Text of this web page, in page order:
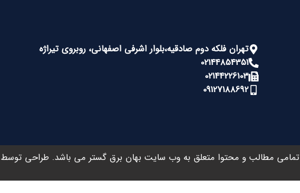
تهران فلکه دوم صادقیه،بلوار اشرفی اصفهانی، روبروی تیراژه
02144854351
02144226103
09127188692
تمامی مطالب و محتوا متعلق به وب سایت بهان برق گستر می باشد. طراحی توسط